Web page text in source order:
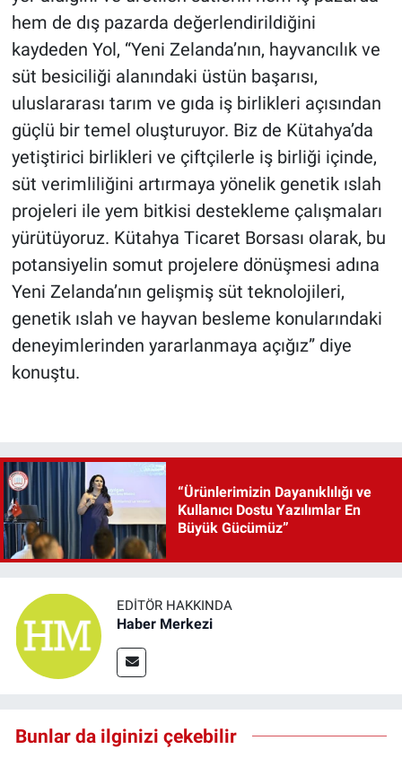
hem de dış pazarda değerlendirildiğini
kaydeden Yol, “Yeni Zelanda’nın, hayvancılık ve
süt besiciliği alanındaki üstün başarısı,
uluslararası tarım ve gıda iş birlikleri açısından
güçlü bir temel oluşturuyor. Biz de Kütahya’da
yetiştirici birlikleri ve çiftçilerle iş birliği içinde,
süt verimliliğini artırmaya yönelik genetik ıslah
projeleri ile yem bitkisi destekleme çalışmaları
yürütüyoruz. Kütahya Ticaret Borsası olarak, bu
potansiyelin somut projelere dönüşmesi adına
Yeni Zelanda’nın gelişmiş süt teknolojileri,
genetik ıslah ve hayvan besleme konularındaki
deneyimlerinden yararlanmaya açığız” diye
konuştu.
“Ürünlerimizin Dayanıklılığı ve
Kullanıcı Dostu Yazılımlar En
Büyük Gücümüz”
EDITÖR HAKKINDA
Haber Merkezi
Bunlar da ilginizi çekebilir